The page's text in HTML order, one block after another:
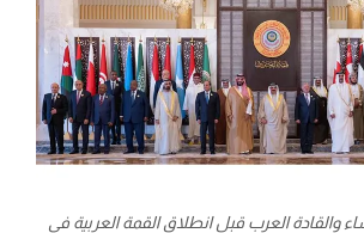
والقادة العرب قبل انطلاق القمة العربية في